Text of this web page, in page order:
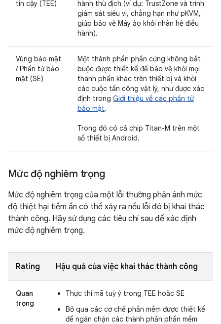
tin cậy (TEE)
hành thù địch (ví dụ: TrustZone và trình
giám sát siêu vi, chẳng hạn như pKVM,
giúp bảo vệ Máy ảo khỏi nhân hệ điều
hành).
Vùng bảo mật
/ Phần tử bảo
mật (SE)
Một thành phần phần cứng không bắt
buộc được thiết kế để bảo vệ khỏi mọi
thành phần khác trên thiết bị và khỏi
các cuộc tấn công vật lý, như được xác
định trong Giới thiệu về các phần tử
bảo mật.
Trong đó có cả chip Titan-M trên một
số thiết bị Android.
Mức độ nghiêm trọng
Mức độ nghiêm trọng của một lỗi thường phản ánh mức
độ thiệt hại tiềm ẩn có thể xảy ra nếu lỗi đó bị khai thác
thành công. Hãy sử dụng các tiêu chí sau để xác định
mức độ nghiêm trọng.
Rating Hậu quả của việc khai thác thành công
Quan
trọng
Thực thi mã tuỳ ý trong TEE hoặc SE
Bỏ qua các cơ chế phần mềm được thiết kế
để ngăn chặn các thành phần phần mềm